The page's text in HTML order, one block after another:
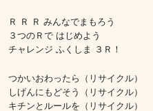
Ｒ Ｒ Ｒ みんなでまもろう
３つのＲで はじめよう
チャレンジ ふくしま ３Ｒ！
つかいおわったら（リサイクル）
しげんにもどそう（リサイクル）
キチンとルールを（リサイクル）